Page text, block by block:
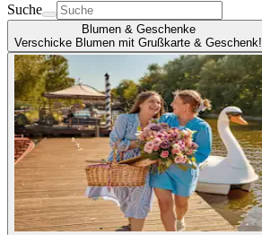
Suche
Blumen & Geschenke
Verschicke Blumen mit Grußkarte & Geschenk!